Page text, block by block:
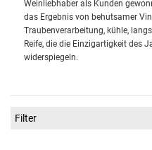
Weinliebhaber als Kunden
das Ergebnis von behutsamer
Traubenverarbeitung, kühle,
Reife, die die Einzigartigkeit des
widerspiegeln.
Filter